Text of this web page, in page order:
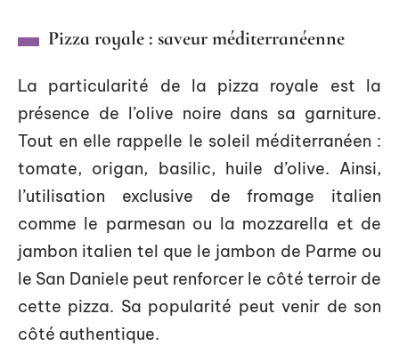
Pizza royale : saveur méditerranéenne
La particularité de la pizza royale est la
présence de l’olive noire dans sa garniture.
Tout en elle rappelle le soleil méditerranéen :
tomate, origan, basilic, huile d’olive. Ainsi,
l’utilisation exclusive de fromage italien
comme le parmesan ou la mozzarella et de
jambon italien tel que le jambon de Parme ou
le San Daniele peut renforcer le côté terroir de
cette pizza. Sa popularité peut venir de son
côté authentique.